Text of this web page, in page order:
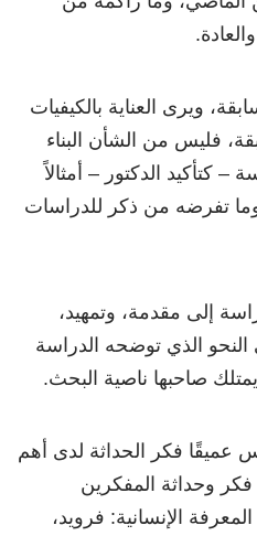
ويرى العناية بالكيفيات
فليس من الشأن البناء
كتأكيد الدكتور – أمثالاً
تفرضه من ذكر للدراسات
إلى مقدمة، وتمهيد،
الذي توضحه الدراسة
يمتلك صاحبها ناصية البحث.
عميقًا فكر الحداثة لدى أهم
وحداثة المفكرين
الإنسانية: فرويد،